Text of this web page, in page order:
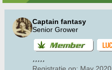
Captain fantasy
Senior Grower